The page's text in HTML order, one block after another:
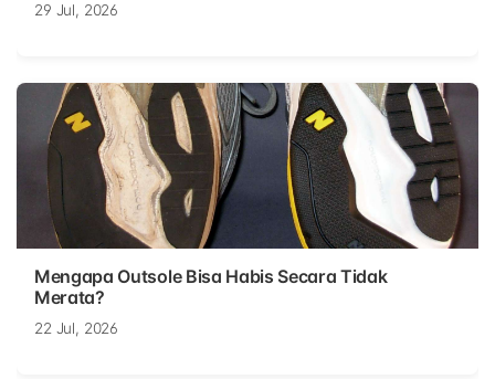
29 Jul, 2026
Mengapa Outsole Bisa Habis Secara Tidak
Merata?
22 Jul, 2026